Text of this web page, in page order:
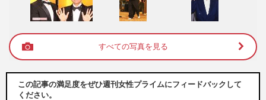
すべての写真を見る
この記事の満足度をぜひ週刊女性プライムにフィードバックして
ください。